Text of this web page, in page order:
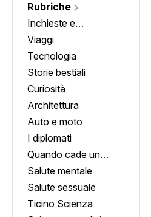
Rubriche
Inchieste e
approfondimenti
Viaggi
Tecnologia
Storie bestiali
Curiosità
Architettura
Auto e moto
I diplomati
Quando cade un
quadro
Salute mentale
Salute sessuale
Ticino Scienza